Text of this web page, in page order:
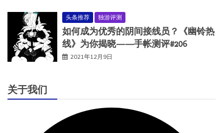
头条推荐 独游评测
如何成为优秀的阴间接线员？《幽铃热
线》为你揭晓——手帐测评#206
2021年12月9日
关于我们